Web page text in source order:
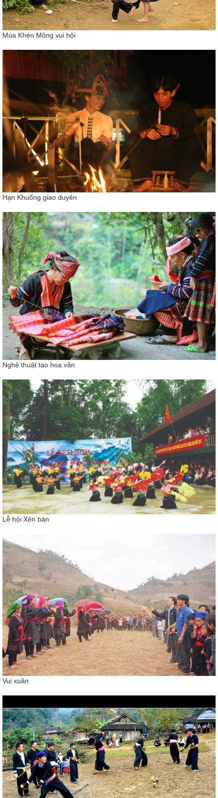
Múa Khèn Mông vui hội
Hạn Khuống giao duyên
Nghệ thuật tạo hoa văn
Lễ hội Xên bản
Vui xuân